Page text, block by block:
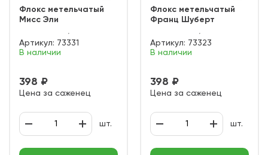
Флокс метельчатый
Мисс Эли
Артикул: 73331
В наличии
398 ₽
Цена за саженец
шт.
Флокс метельчатый
Франц Шуберт
Артикул: 73323
В наличии
398 ₽
Цена за саженец
шт.